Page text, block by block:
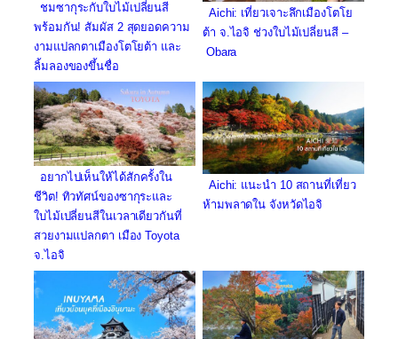
ชมซากุระกับใบไม้เปลี่ยนสี
พร้อมกัน! สัมผัส 2 สุดยอดความ
งามแปลกตาเมืองโตโยต้า และ
ลิ้มลองของขึ้นชื่อ
Aichi: เที่ยวเจาะลึกเมืองโตโย
ต้า จ.ไอจิ ช่วงใบไม้เปลี่ยนสี –
Obara
อยากไปเห็นให้ได้สักครั้งใน
ชีวิต! ทิวทัศน์ของซากุระและ
ใบไม้เปลี่ยนสีในเวลาเดียวกันที่
สวยงามแปลกตา เมือง Toyota
จ.ไอจิ
Aichi: แนะนำ 10 สถานที่เที่ยว
ห้ามพลาดใน จังหวัดไอจิ